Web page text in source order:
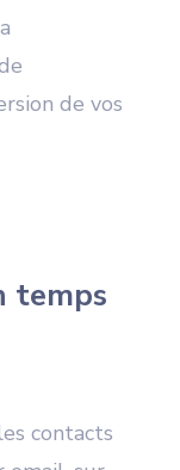
de vos
temps
contacts